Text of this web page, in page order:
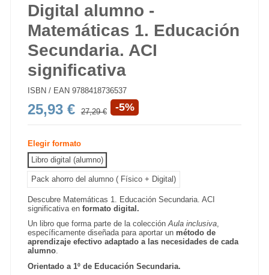
Digital alumno -
Matemáticas 1. Educación
Secundaria. ACI
significativa
ISBN / EAN 9788418736537
25,93 € 27,29 € -5%
Elegir formato
Libro digital (alumno)
Pack ahorro del alumno ( Físico + Digital)
Descubre Matemáticas 1. Educación Secundaria. ACI
significativa en formato digital.
Un libro que forma parte de la colecciónAula inclusiva,
específicamente diseñada para aportar un método de
aprendizaje efectivo adaptado a las necesidades de cada
alumno.
Orientado a 1º de Educación Secundaria.